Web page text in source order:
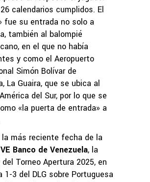
calendarios cumplidos. El
fue su entrada no solo a
también al balompié
en el que no había
y como el Aeropuerto
Simón Bolívar de
La Guaira, que se ubica al
del Sur, por lo que se
«la puerta de entrada» a
más reciente fecha de la
Banco de Venezuela, la
Torneo Apertura 2025, en
1-3 del DLG sobre Portuguesa